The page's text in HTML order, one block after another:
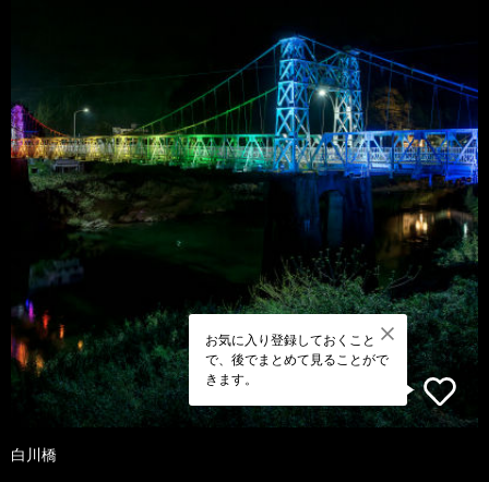
お気に入り登録しておくこと
で、後でまとめて見ることがで
きます。
白川橋